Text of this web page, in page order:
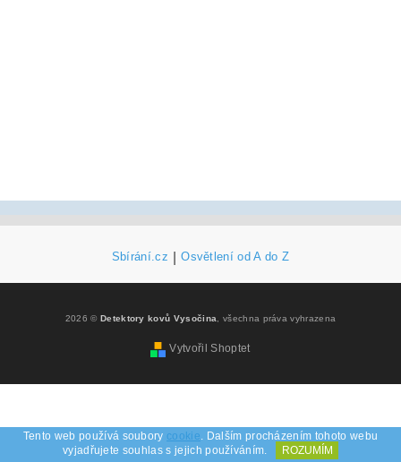
Sbírání.cz Osvětlení od A do Z
2026 © Detektory kovů Vysočina , všechna práva vyhrazena
Vytvořil Shoptet
Tento web používá soubory cookie . Dalším procházením tohoto webu
vyjadřujete souhlas s jejich používáním.
ROZUMÍM